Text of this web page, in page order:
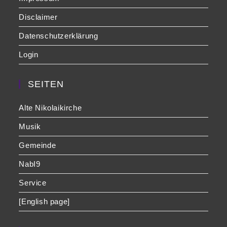
Disclaimer
Datenschutzerklärung
Login
SEITEN
Alte Nikolaikirche
Musik
Gemeinde
NabI9
Service
[English page]